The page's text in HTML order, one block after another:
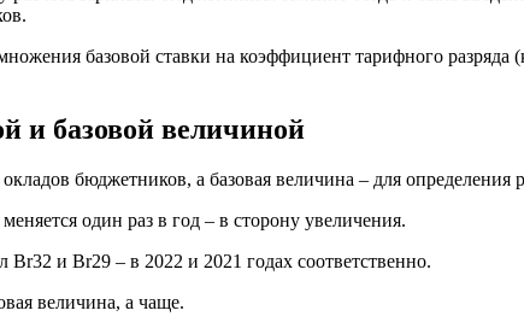
базовой ставки на коэффициент тарифного
и базовой величиной
окладов бюджетников, а базовая величина – для
один раз в год – в сторону увеличения.
Br32 и Br29 – в 2022 и 2021 годах соответственно.
величина, а чаще.